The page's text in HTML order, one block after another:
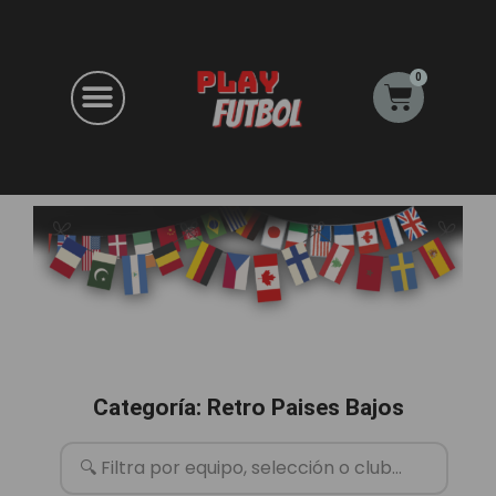
0
Carrito
Categoría: Retro Paises Bajos